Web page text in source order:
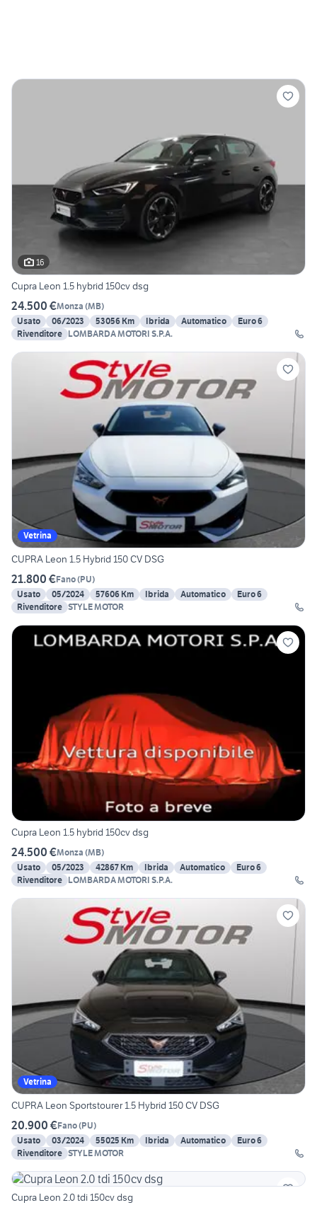
16
Cupra Leon 1.5 hybrid 150cv dsg
24.500 €Monza (MB)
Usato
06/2023 53056 Km Ibrida Automatico
Euro 6
Rivenditore LOMBARDA MOTORI S.P.A.
Vetrina
CUPRA Leon 1.5 Hybrid 150 CV DSG
21.800 €Fano(PU)
Usato
05/2024 57606 Km Ibrida Automatico
Euro 6
Rivenditore STYLE MOTOR
Cupra Leon 1.5 hybrid 150cv dsg
24.500 €Monza (MB)
Usato
05/2023 42867 Km Ibrida Automatico
Euro 6
Rivenditore LOMBARDA MOTORI S.P.A.
Vetrina
CUPRA Leon Sportstourer 1.5 Hybrid 150 CV DSG
20.900 €Fano(PU)
Usato
03/2024 55025 Km Ibrida Automatico
Euro 6
Rivenditore STYLE MOTOR
Cupra Leon 2.0 tdi 150cv dsg